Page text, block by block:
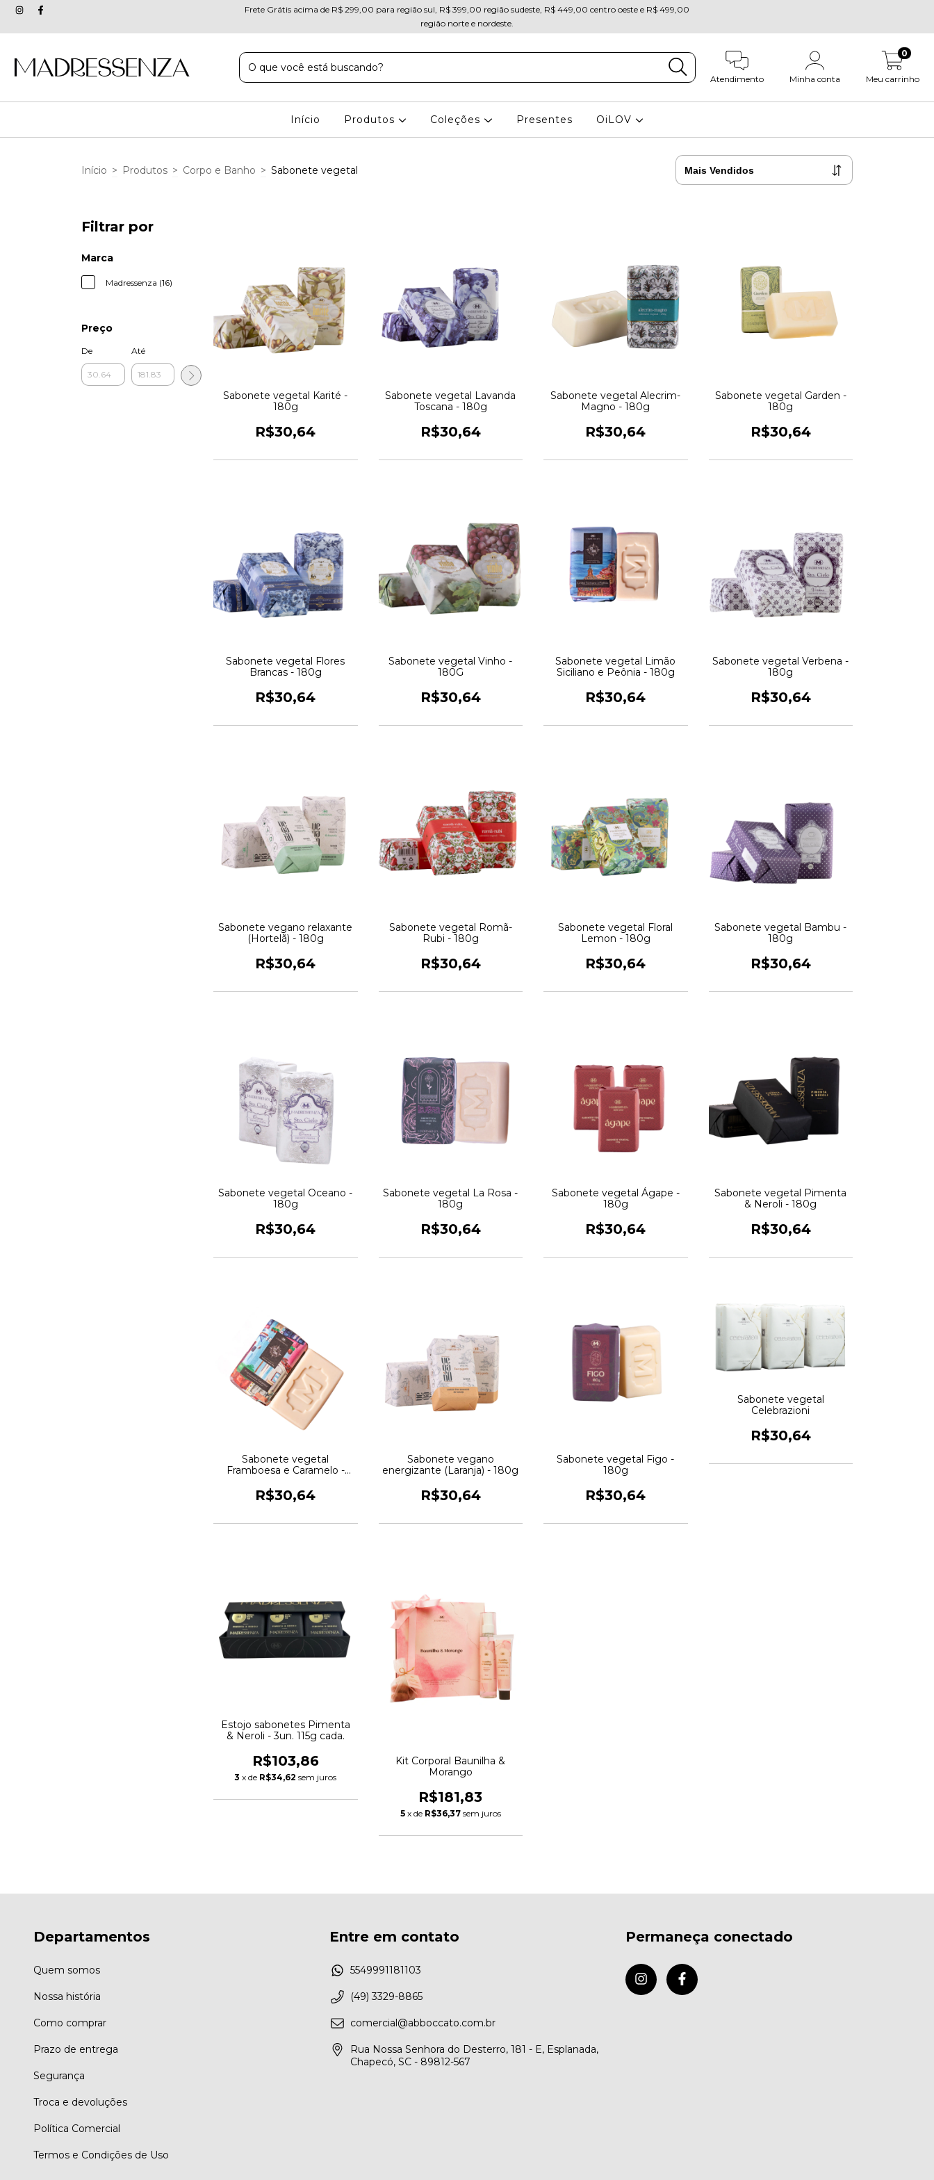
Frete Grátis acima de R$ 299,00 para região sul, R$ 399,00 região sudeste, R$ 449,00 centro oeste e R$ 499,00
região norte e nordeste.
Atendimento Minha conta Meu carrinho
0
Início Produtos Coleções Presentes OiLOV
Início > Produtos > Corpo e Banho > Sabonete vegetal
Filtrar por
Marca
Madressenza (16)
Preço
De Até
Sabonete vegetal Karité -
180g
R$30,64
Sabonete vegetal Lavanda
Toscana - 180g
R$30,64
Sabonete vegetal Alecrim-
Magno - 180g
R$30,64
Sabonete vegetal Garden -
180g
R$30,64
Sabonete vegetal Flores
Brancas - 180g
R$30,64
Sabonete vegetal Vinho -
180G
R$30,64
Sabonete vegetal Limão
Siciliano e Peônia - 180g
R$30,64
Sabonete vegetal Verbena -
180g
R$30,64
Sabonete vegano relaxante
(Hortelã) - 180g
R$30,64
Sabonete vegetal Romã-
Rubi - 180g
R$30,64
Sabonete vegetal Floral
Lemon - 180g
R$30,64
Sabonete vegetal Bambu -
180g
R$30,64
Sabonete vegetal Oceano -
180g
R$30,64
Sabonete vegetal La Rosa -
180g
R$30,64
Sabonete vegetal Ágape -
180g
R$30,64
Sabonete vegetal Pimenta
& Neroli - 180g
R$30,64
Sabonete vegetal
Framboesa e Caramelo -
R$30,64
Sabonete vegano
energizante (Laranja) - 180g
R$30,64
Sabonete vegetal Figo -
180g
R$30,64
Sabonete vegetal
Celebrazioni
R$30,64
Estojo sabonetes Pimenta
& Neroli - 3un. 115g cada.
R$103,86
3 x de R$34,62 sem juros
Kit Corporal Baunilha &
Morango
R$181,83
5 x de R$36,37 sem juros
Departamentos
Quem somos
Nossa história
Como comprar
Prazo de entrega
Segurança
Troca e devoluções
Política Comercial
Termos e Condições de Uso
Entre em contato
5549991181103
(49) 3329-8865
comercial@abboccato.com.br
Rua Nossa Senhora do Desterro, 181 - E, Esplanada,
Chapecó, SC - 89812-567
Permaneça conectado